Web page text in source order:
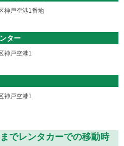
神戸空港1番地
ター
神戸空港1
神戸空港1
でレンタカーでの移動時